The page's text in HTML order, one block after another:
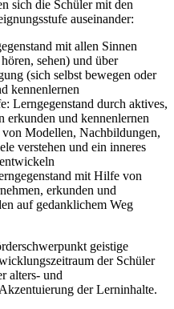
sich die Schüler mit den
auseinander:
mit allen Sinnen
sehen) und über
(sich selbst bewegen oder
kennenlernen
Lerngegenstand durch aktives,
erkunden und kennenlernen
Modellen, Nachbildungen,
verstehen und ein inneres
mit Hilfe von
erkunden und
auf gedanklichem Weg
geistige
der Schüler
alters- und
der Lerninhalte.